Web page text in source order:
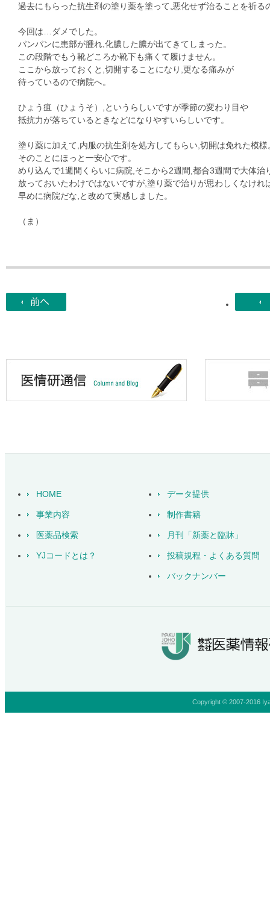
過去にもらった抗生剤の塗り薬を塗って,悪化せず治ることを祈る
今回は…ダメでした。
パンパンに患部が腫れ,化膿した膿が出てきてしまった。
この段階でもう靴どころか靴下も痛くて履けません。
ここから放っておくと,切開することになり,更なる痛みが
待っているので病院へ。
ひょう疽（ひょうそ）,というらしいですが季節の変わり目や
抵抗力が落ちているときなどになりやすいらしいです。
塗り薬に加えて,内服の抗生剤を処方してもらい,切開は免れた模様
そのことにほっと一安心です。
めり込んで1週間くらいに病院,そこから2週間,都合3週間で大体治
放っておいたわけではないですが,塗り薬で治りが思わしくなけれ
早めに病院だな,と改めて実感しました。
（ま）
HOME
事業内容
医薬品検索
YJコードとは？
データ提供
制作書籍
月刊「新薬と臨牀」
投稿規程・よくある質問
バックナンバー
Copyright © 2007-2016